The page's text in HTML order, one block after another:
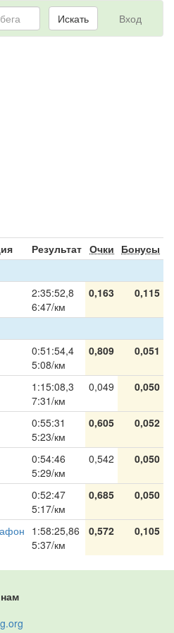
Вход
Искать
Результат Очки Бонусы
2:35:52,8
6:47/км
0,163 0,115
0:51:54,4
5:08/км
0,809 0,051
1:15:08,3
7:31/км
0,049 0,050
0:55:31
5:23/км
0,605 0,052
0:54:46
5:29/км
0,542 0,050
0:52:47
5:17/км
0,685 0,050
1:58:25,86
5:37/км
0,572 0,105